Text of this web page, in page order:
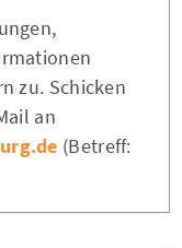
zu. Schicken
an
(Betreff: